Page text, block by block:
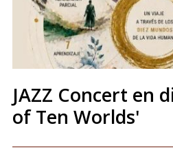
JAZZ Concert en
of Ten Worlds'